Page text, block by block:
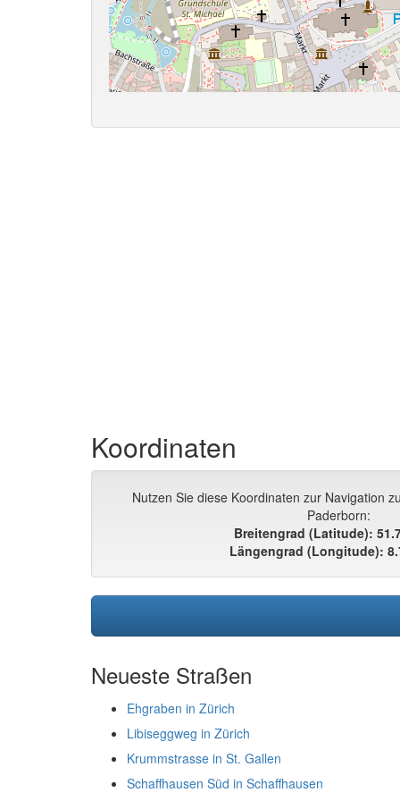
Koordinaten
Nutzen Sie diese Koordinaten zur Navigation
Paderborn:
Breitengrad (Latitude):
Längengrad (Longitude):
Neueste Straßen
Ehgraben in Zürich
Libiseggweg in Zürich
Krummstrasse in St. Gallen
Schaffhausen Süd in Schaffhausen